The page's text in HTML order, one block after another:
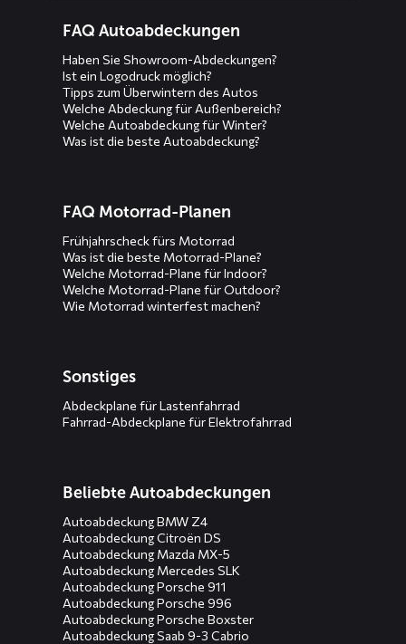
menusFAQ Autoabdeckungen
Haben Sie Showroom-Abdeckungen?
Ist ein Logodruck möglich?
Tipps zum Überwintern des Autos
Welche Abdeckung für Außenbereich?
Welche Autoabdeckung für Winter?
Was ist die beste Autoabdeckung?
FAQ Motorrad-Planen
Frühjahrscheck fürs Motorrad
Was ist die beste Motorrad-Plane?
Welche Motorrad-Plane für Indoor?
Welche Motorrad-Plane für Outdoor?
Wie Motorrad winterfest machen?
Sonstiges
Abdeckplane für Lastenfahrrad
Fahrrad-Abdeckplane für Elektrofahrrad
Beliebte Autoabdeckungen
Autoabdeckung BMW Z4
Autoabdeckung Citroën DS
Autoabdeckung Mazda MX-5
Autoabdeckung Mercedes SLK
Autoabdeckung Porsche 911
Autoabdeckung Porsche 996
Autoabdeckung Porsche Boxster
Autoabdeckung Saab 9-3 Cabrio